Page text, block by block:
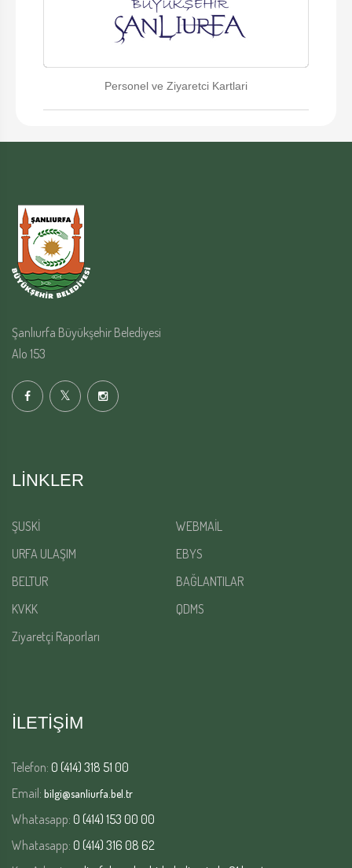
Personel ve Ziyaretci Kartlari
Şanlıurfa Büyükşehir Belediyesi
Alo 153
LINKLER
ŞUSKİ
WEBMAİL
URFA ULAŞIM
EBYS
BELTUR
BAĞLANTILAR
KVKK
QDMS
Ziyaretçi Raporları
İLETİŞİM
Telefon: 0 (414) 318 51 00
Email: bilgi@sanliurfa.bel.tr
Whatasapp: 0 (414) 153 00 00
Whatasapp: 0 (414) 316 08 62